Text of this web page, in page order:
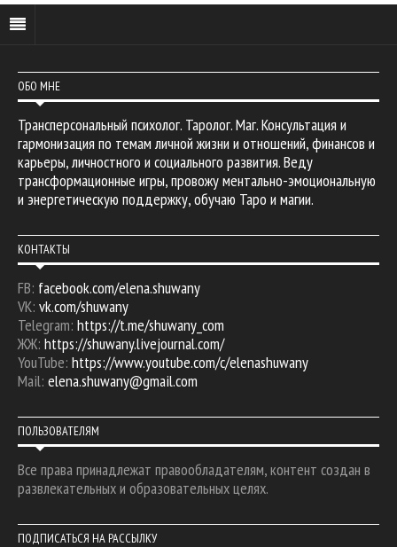
ОБО МНЕ
Трансперсональный психолог. Таролог. Маг. Консультация и
гармонизация по темам личной жизни и отношений, финансов и
карьеры, личностного и социального развития. Веду
трансформационные игры, провожу ментально-эмоциональную
и энергетическую поддержку, обучаю Таро и магии.
КОНТАКТЫ
FB: facebook.com/elena.shuwany
VK: vk.com/shuwany
Telegram: https://t.me/shuwany_com
ЖЖ: https://shuwany.livejournal.com/
YouTube: https://www.youtube.com/c/elenashuwany
Mail: elena.shuwany@gmail.com
ПОЛЬЗОВАТЕЛЯМ
Все права принадлежат правообладателям, контент создан в
развлекательных и образовательных целях.
ПОДПИСАТЬСЯ НА РАССЫЛКУ